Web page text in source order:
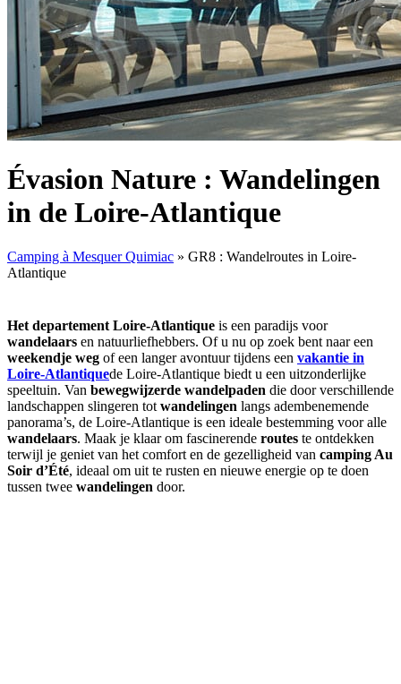
Évasion Nature : Wandelingen
in de Loire-Atlantique
Camping à Mesquer Quimiac » GR8 : Wandelroutes in Loire-
Atlantique
Het departement Loire-Atlantique is een paradijs voor
wandelaars en natuurliefhebbers. Of u nu op zoek bent naar een
weekendje weg of een langer avontuur tijdens een vakantie in
Loire-Atlantiquede Loire-Atlantique biedt u een uitzonderlijke
speeltuin. Van bewegwijzerde wandelpaden die door verschillende
landschappen slingeren tot wandelingen langs adembenemende
panorama’s, de Loire-Atlantique is een ideale bestemming voor alle
wandelaars. Maak je klaar om fascinerende routes te ontdekken
terwijl je geniet van het comfort en de gezelligheid van camping Au
Soir d’Été, ideaal om uit te rusten en nieuwe energie op te doen
tussen twee wandelingen door.